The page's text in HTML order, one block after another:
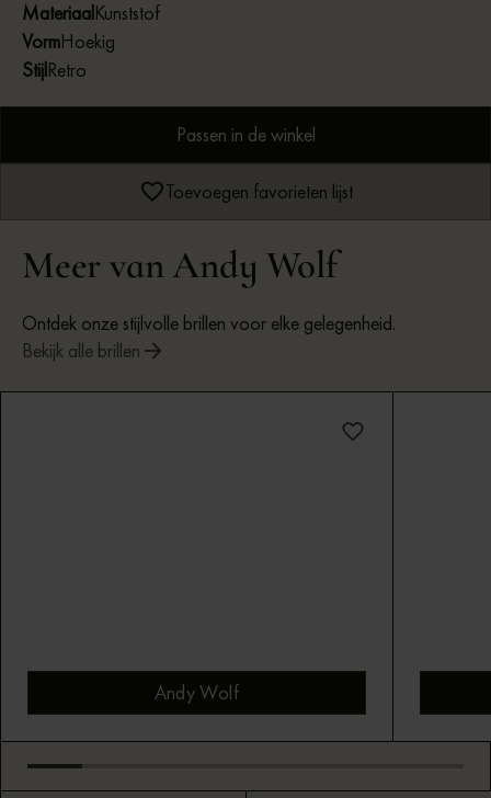
MateriaalKunststof
VormHoekig
StijlRetro
Passen in de winkel
Toevoegen favorieten lijst
Meer van Andy Wolf
Ontdek onze stijlvolle brillen voor elke gelegenheid.
Bekijk alle brillen
Andy Wolf
Bekijk montuur